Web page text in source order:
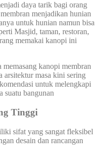
daya tarik bagi orang
menjadikan hunian
untuk hunian namun bisa
Masjid, taman, restoran,
memakai kanopi ini
kanopi membran
arsitektur masa kini sering
untuk melengkapi
suatu bangunan
Tinggi
sifat yang sangat fleksibel
desain dan rancangan